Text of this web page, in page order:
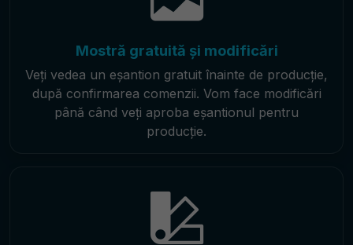
Mostră gratuită și modificări
Veți vedea un eșantion gratuit înainte de producție,
după confirmarea comenzii. Vom face modificări
până când veți aproba eșantionul pentru
producție.